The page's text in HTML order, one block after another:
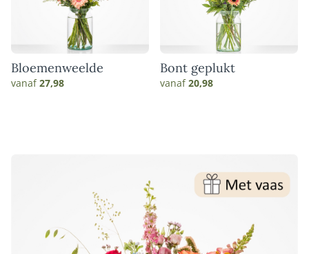
Bloemenweelde
vanaf27,98
Bont geplukt
vanaf20,98